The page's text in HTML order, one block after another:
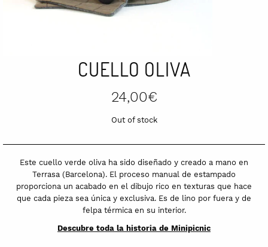
CUELLO OLIVA
24,00€
Out of stock
Este cuello verde oliva ha sido diseñado y creado a mano en
Terrasa (Barcelona). El proceso manual de estampado
proporciona un acabado en el dibujo rico en texturas que hace
que cada pieza sea única y exclusiva. Es de lino por fuera y de
felpa térmica en su interior.
Descubre toda la historia de Minipicnic